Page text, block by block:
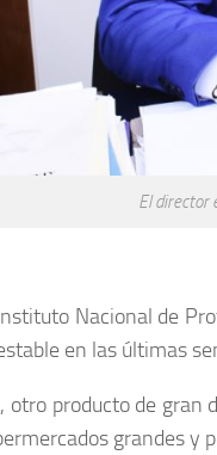
El director
Nacional de
en las últimas
producto de
grandes y